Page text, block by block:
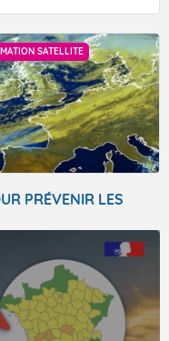
SATELLITE
PRÉVENIR LES